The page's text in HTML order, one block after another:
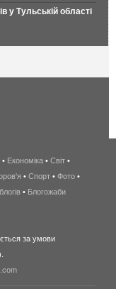
у Тульській області
беспроводной
интернет
киев
wimax
в
• Економіка • Світ •
• Спорт • Фото •
• Блогожаби
за умови